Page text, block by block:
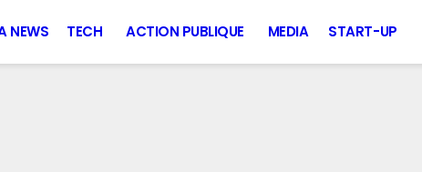
NEWS TECH ACTION PUBLIQUE MEDIA START-UP